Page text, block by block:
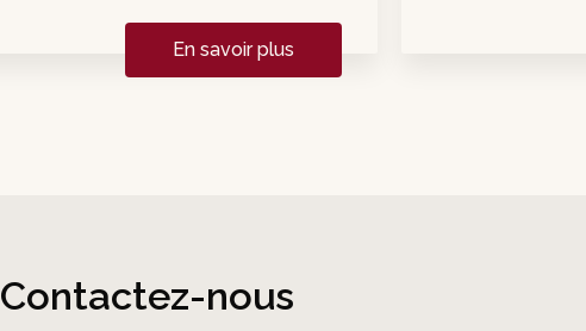
En savoir plus
Contactez-nous